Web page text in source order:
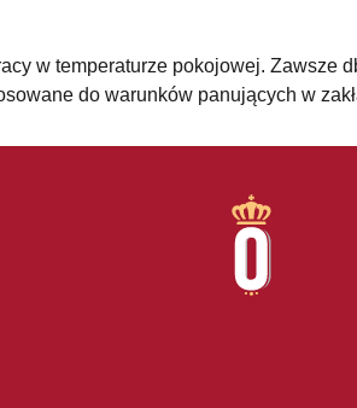
w temperaturze pokojowej. Zawsze
do warunków panujących w